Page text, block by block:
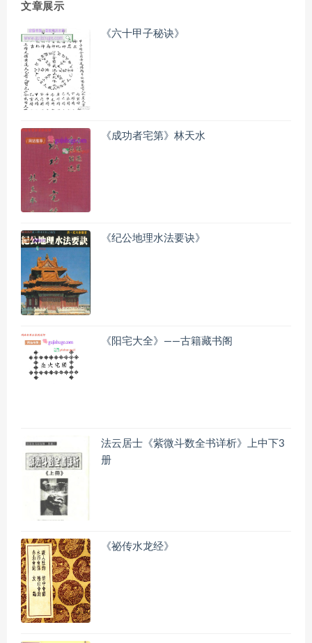
文章展示
《六十甲子秘诀》
《成功者宅第》林天水
《纪公地理水法要诀》
《阳宅大全》——古籍藏书阁
法云居士《紫微斗数全书详析》上中下3
册
《祕传水龙经》